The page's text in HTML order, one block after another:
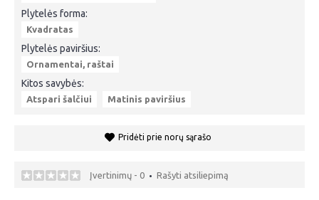
Plytelės forma:
Kvadratas
Plytelės paviršius:
Ornamentai, raštai
Kitos savybės:
Atspari šalčiui Matinis paviršius
Pridėti prie norų sąrašo
Įvertinimų - 0 • Rašyti atsiliepimą